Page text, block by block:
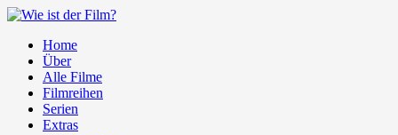
Home
Über
Alle Filme
Filmreihen
Serien
Extras